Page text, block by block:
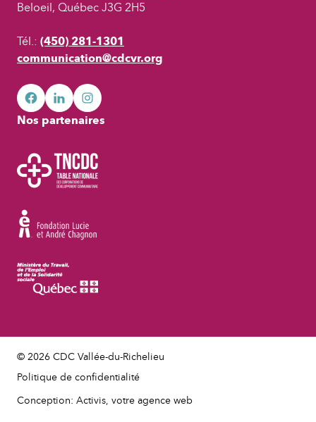
Beloeil, Québec J3G 2H5
Tél.: (450) 281-1301
communication@cdcvr.org
facebookgoogleplusgoogleplus
Nos partenaires
© 2026 CDC Vallée-du-Richelieu
Politique de confidentialité
Conception: Activis, votre agence web